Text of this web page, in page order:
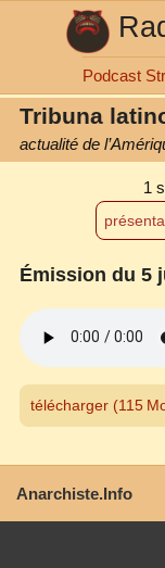
Podcast
Tribuna
actualité de
1
Émission du 5
télécharger (115
Anarchiste.Info